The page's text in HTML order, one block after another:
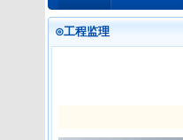
⊙工程监理